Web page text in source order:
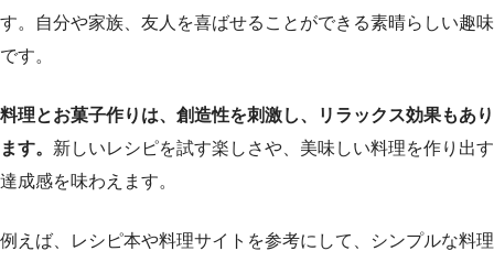
す。自分や家族、友人を喜ばせることができる素晴らしい趣味
です。
料理とお菓子作りは、創造性を刺激し、リラックス効果もあり
ます。 新しいレシピを試す楽しさや、美味しい料理を作り出す
達成感を味わえます。
例えば、レシピ本や料理サイトを参考にして、シンプルな料理